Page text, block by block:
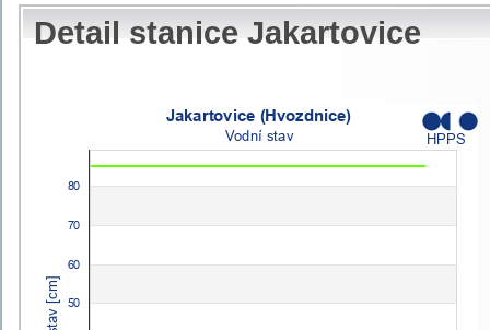
Detail stanice Jakartovice